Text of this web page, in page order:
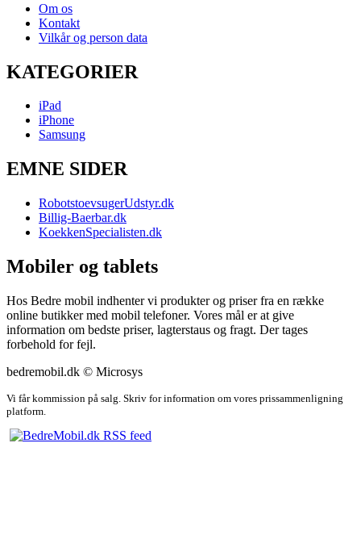
Om os
Kontakt
Vilkår og person data
KATEGORIER
iPad
iPhone
Samsung
EMNE SIDER
RobotstoevsugerUdstyr.dk
Billig-Baerbar.dk
KoekkenSpecialisten.dk
Mobiler og tablets
Hos Bedre mobil indhenter vi produkter og priser fra en række
online butikker med mobil telefoner. Vores mål er at give
information om bedste priser, lagterstaus og fragt. Der tages
forbehold for fejl.
bedremobil.dk © Microsys
Vi får kommission på salg. Skriv for information om vores prissammenligning
platform.